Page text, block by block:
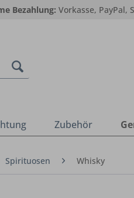
Bezahlung: Vorkasse, PayPal,
Zubehör
Spirituosen Whisky